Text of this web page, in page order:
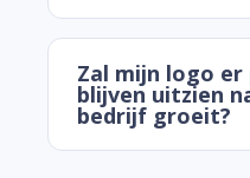
Zal mijn logo
blijven uitzien
bedrijf groeit?